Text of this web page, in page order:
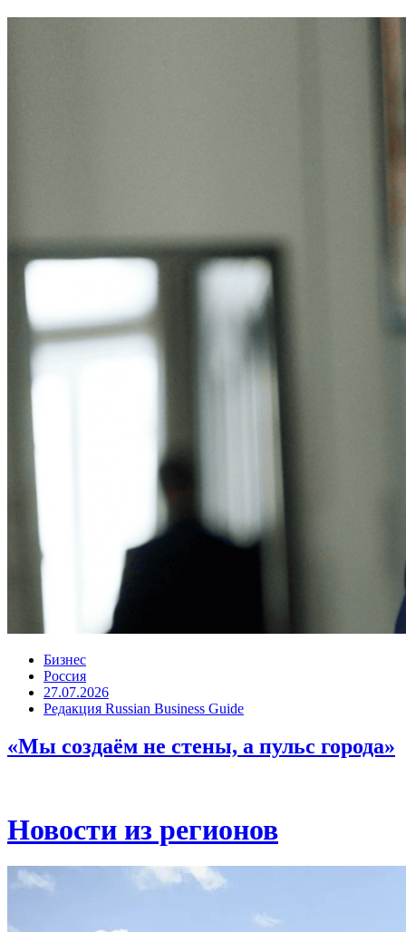
Бизнес
Россия
27.07.2026
Редакция Russian Business Guide
«Мы создаём не стены, а пульс города»
Новости из регионов